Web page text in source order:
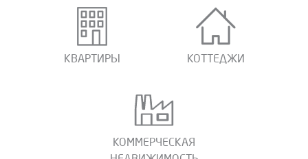
КВАРТИРЫ КОТТЕДЖИ
КОММЕРЧЕСКАЯ